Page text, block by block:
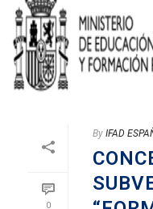
0
By IFAD